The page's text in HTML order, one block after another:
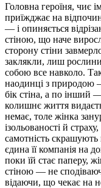
Головна героїня, чиє
приїжджає на
— і опиняється
стіною, що наче
сторону стіни
заклякли, лиш
собою все навколо.
наодинці з природою
бік стіна, а по інший
колишнє життя
немає, толе жінка
ізольованості й
самотність
єдина її компанія на
поки їй стає паперу,
стіною — не
відаючи, що чекає на